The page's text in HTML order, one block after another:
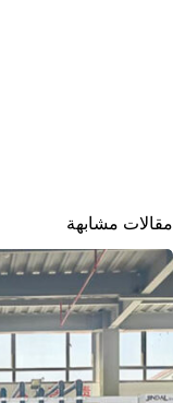
مقالات مشابهة